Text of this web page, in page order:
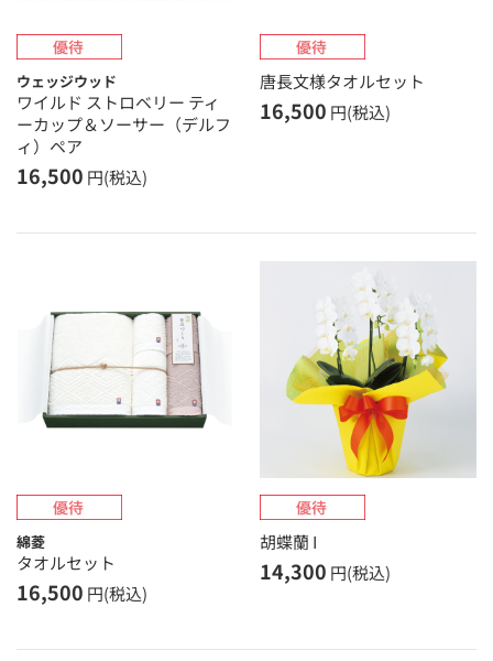
ウェッジウッド
ワイルド ストロベリー ティ
ーカップ＆ソーサー（デルフ
ィ）ペア
16,500 円(税込)
唐長文様タオルセット
16,500 円(税込)
綿菱
タオルセット
16,500 円(税込)
胡蝶蘭 I
14,300 円(税込)